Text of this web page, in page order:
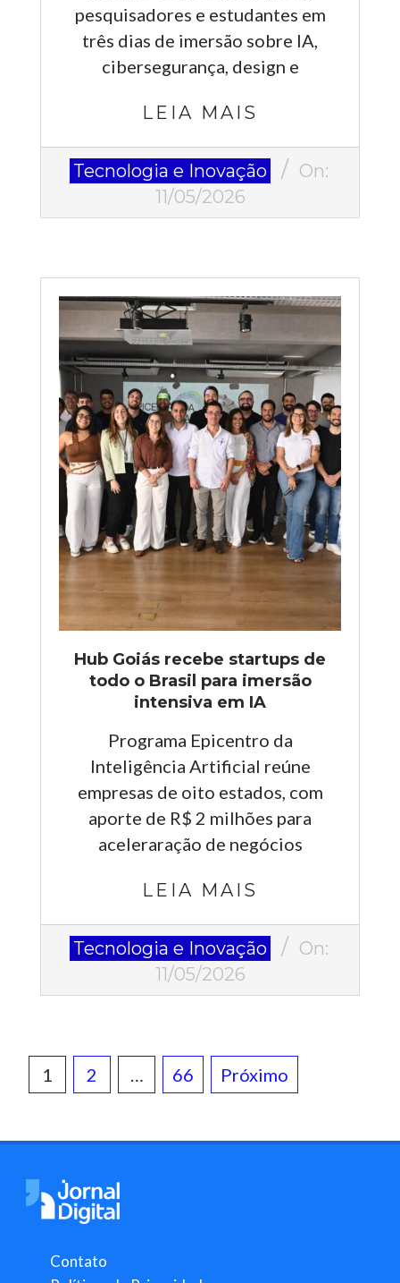
pesquisadores e estudantes em
três dias de imersão sobre IA,
cibersegurança, design e
LEIA MAIS
2026-
Tecnologia e Inovação
On:
11/05/2026
Hub Goiás recebe startups de
todo o Brasil para imersão
intensiva em IA
Programa Epicentro da
Inteligência Artificial reúne
empresas de oito estados, com
aporte de R$ 2 milhões para
aceleraração de negócios
LEIA MAIS
2026-
Tecnologia e Inovação
On:
11/05/2026
Paginação
posts
1 2 … 66 Próximo
Contato